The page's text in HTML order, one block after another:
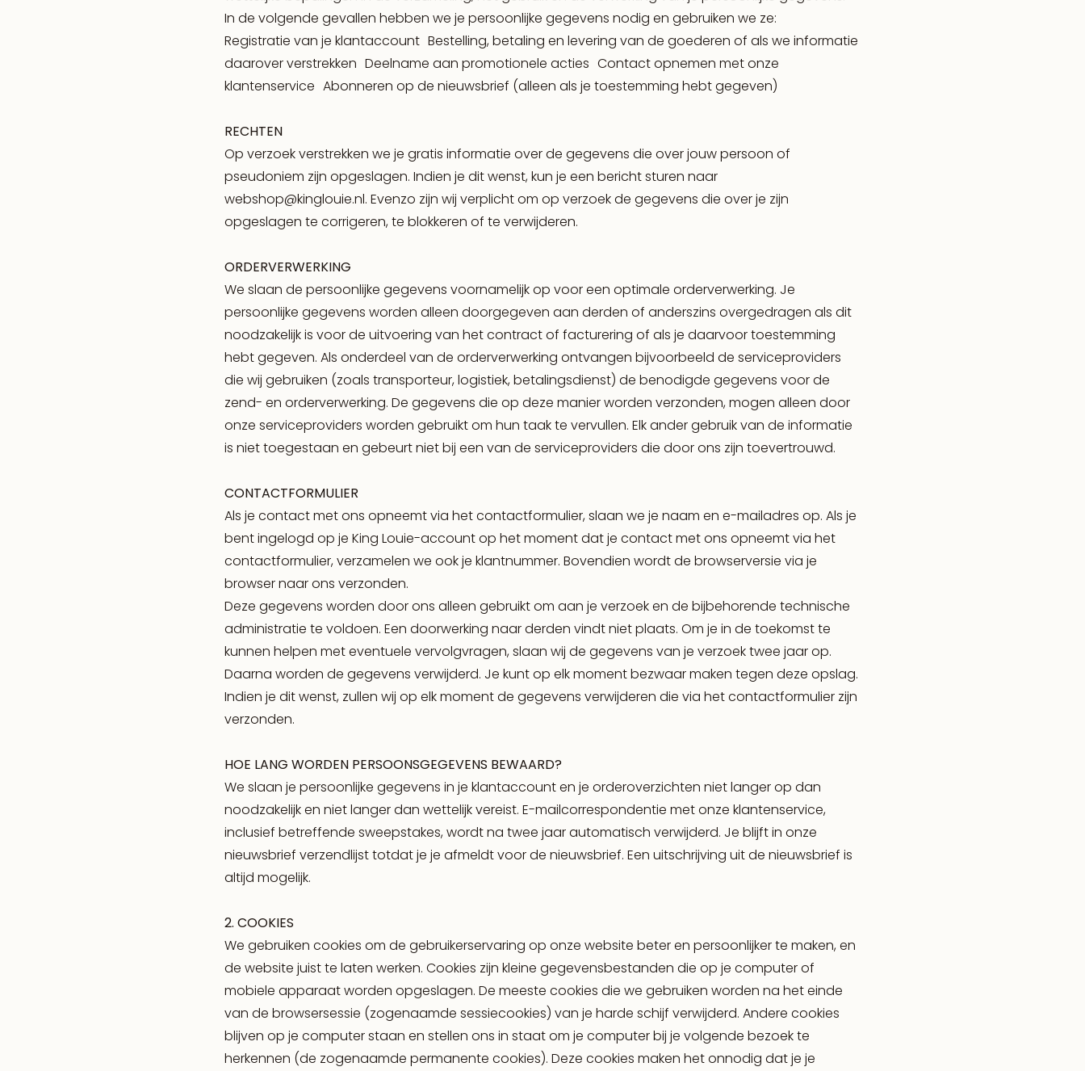
In de volgende gevallen hebben we je persoonlijke gegevens nodig en gebruiken we ze:
Registratie van je klantaccount Bestelling, betaling en levering van de goederen of als we informatie
daarover verstrekken Deelname aan promotionele acties Contact opnemen met onze
klantenservice Abonneren op de nieuwsbrief (alleen als je toestemming hebt gegeven)
RECHTEN
Op verzoek verstrekken we je gratis informatie over de gegevens die over jouw persoon of
pseudoniem zijn opgeslagen. Indien je dit wenst, kun je een bericht sturen naar
webshop@kinglouie.nl. Evenzo zijn wij verplicht om op verzoek de gegevens die over je zijn
opgeslagen te corrigeren, te blokkeren of te verwijderen.
ORDERVERWERKING
We slaan de persoonlijke gegevens voornamelijk op voor een optimale orderverwerking. Je
persoonlijke gegevens worden alleen doorgegeven aan derden of anderszins overgedragen als dit
noodzakelijk is voor de uitvoering van het contract of facturering of als je daarvoor toestemming
hebt gegeven. Als onderdeel van de orderverwerking ontvangen bijvoorbeeld de serviceproviders
die wij gebruiken (zoals transporteur, logistiek, betalingsdienst) de benodigde gegevens voor de
zend- en orderverwerking. De gegevens die op deze manier worden verzonden, mogen alleen door
onze serviceproviders worden gebruikt om hun taak te vervullen. Elk ander gebruik van de informatie
is niet toegestaan en gebeurt niet bij een van de serviceproviders die door ons zijn toevertrouwd.
CONTACTFORMULIER
Als je contact met ons opneemt via het contactformulier, slaan we je naam en e-mailadres op. Als je
bent ingelogd op je King Louie-account op het moment dat je contact met ons opneemt via het
contactformulier, verzamelen we ook je klantnummer. Bovendien wordt de browserversie via je
browser naar ons verzonden.
Deze gegevens worden door ons alleen gebruikt om aan je verzoek en de bijbehorende technische
administratie te voldoen. Een doorwerking naar derden vindt niet plaats. Om je in de toekomst te
kunnen helpen met eventuele vervolgvragen, slaan wij de gegevens van je verzoek twee jaar op.
Daarna worden de gegevens verwijderd. Je kunt op elk moment bezwaar maken tegen deze opslag.
Indien je dit wenst, zullen wij op elk moment de gegevens verwijderen die via het contactformulier zijn
verzonden.
HOE LANG WORDEN PERSOONSGEGEVENS BEWAARD?
We slaan je persoonlijke gegevens in je klantaccount en je orderoverzichten niet langer op dan
noodzakelijk en niet langer dan wettelijk vereist. E-mailcorrespondentie met onze klantenservice,
inclusief betreffende sweepstakes, wordt na twee jaar automatisch verwijderd. Je blijft in onze
nieuwsbrief verzendlijst totdat je je afmeldt voor de nieuwsbrief. Een uitschrijving uit de nieuwsbrief is
altijd mogelijk.
2. COOKIES
We gebruiken cookies om de gebruikerservaring op onze website beter en persoonlijker te maken, en
de website juist te laten werken. Cookies zijn kleine gegevensbestanden die op je computer of
mobiele apparaat worden opgeslagen. De meeste cookies die we gebruiken worden na het einde
van de browsersessie (zogenaamde sessiecookies) van je harde schijf verwijderd. Andere cookies
blijven op je computer staan en stellen ons in staat om je computer bij je volgende bezoek te
herkennen (de zogenaamde permanente cookies). Deze cookies maken het onnodig dat je je